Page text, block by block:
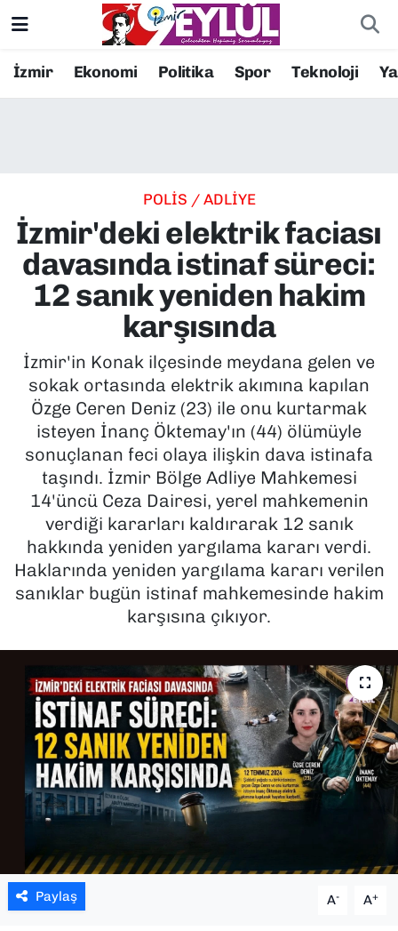
İzmir Ekonomi Politika Spor Teknoloji
POLİS / ADLİYE
İzmir'deki elektrik faciası
davasında istinaf süreci:
12 sanık yeniden hakim
karşısında
İzmir'in Konak ilçesinde meydana gelen ve
sokak ortasında elektrik akımına kapılan
Özge Ceren Deniz (23) ile onu kurtarmak
isteyen İnanç Öktemay'ın (44) ölümüyle
sonuçlanan feci olaya ilişkin dava istinafa
taşındı. İzmir Bölge Adliye Mahkemesi
14'üncü Ceza Dairesi, yerel mahkemenin
verdiği kararları kaldırarak 12 sanık
hakkında yeniden yargılama kararı verdi.
Haklarında yeniden yargılama kararı verilen
sanıklar bugün istinaf mahkemesinde hakim
karşısına çıkıyor.
Paylaş A- A+
Resmi İlanlar
EKONOMİ
KÜLTÜR SANAT
POLİTİKA
SAĞLIK
SPOR
TEKNOLOJİ
YAŞAM
YEREL YÖNETİMLER
Konak Nöbetçi Eczaneler
Süper Lig Puan Durumu ve Fikstür
Tüm Manşetler
Son Dakika Haberleri
Haber Arşivi